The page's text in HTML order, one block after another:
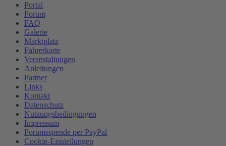
Portal
Forum
FAQ
Galerie
Marktplatz
Fahrerkarte
Veranstaltungen
Anleitungen
Partner
Links
Kontakt
Datenschutz
Nutzungsbedingungen
Impressum
Forumsspende per PayPal
Cookie-Einstellungen